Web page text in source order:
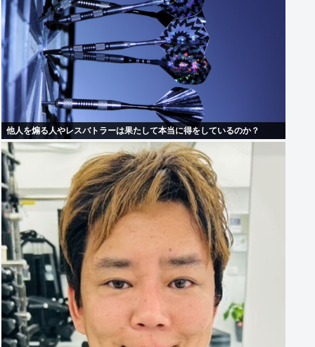
他人を煽る人やレスバトラーは果たして本当に得をしているのか？